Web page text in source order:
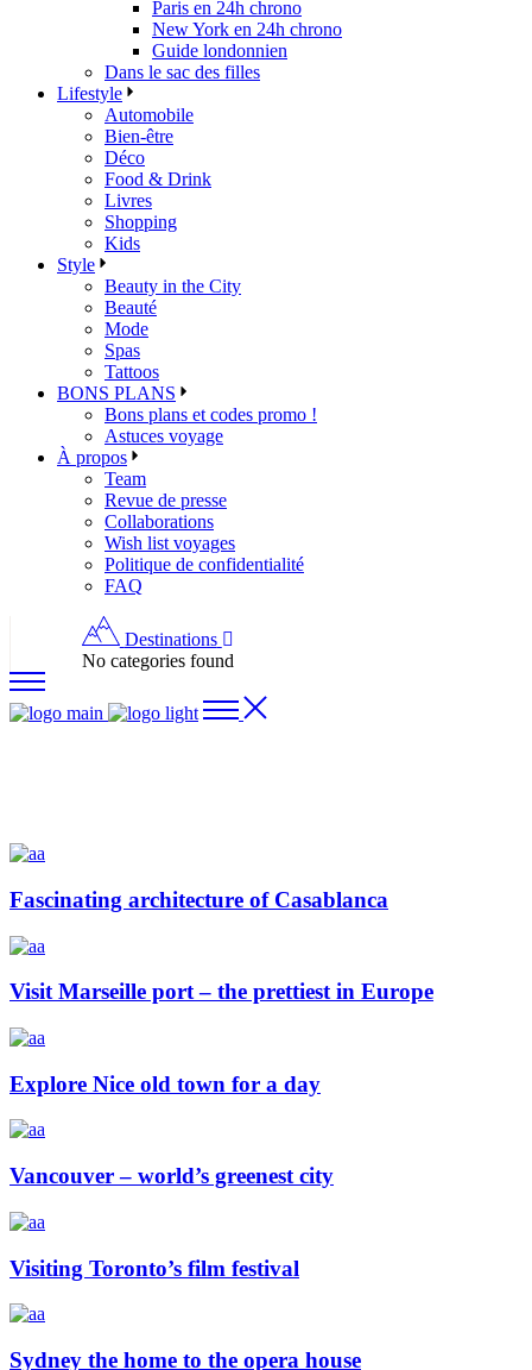
Paris en 24h chrono
New York en 24h chrono
Guide londonnien
Dans le sac des filles
Lifestyle
Automobile
Bien-être
Déco
Food & Drink
Livres
Shopping
Kids
Style
Beauty in the City
Beauté
Mode
Spas
Tattoos
BONS PLANS
Bons plans et codes promo !
Astuces voyage
À propos
Team
Revue de presse
Collaborations
Wish list voyages
Politique de confidentialité
FAQ
Destinations
No categories found
Fascinating architecture of Casablanca
Visit Marseille port – the prettiest in Europe
Explore Nice old town for a day
Vancouver – world’s greenest city
Visiting Toronto’s film festival
Sydney the home to the opera house